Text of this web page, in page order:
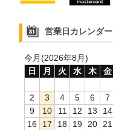
営業日カレンダー
今月(2026年8月)
日
月 火 水 木 金
2
3 4 5 6 7
9
10 11 12 13 14
16
17 18 19 20 21